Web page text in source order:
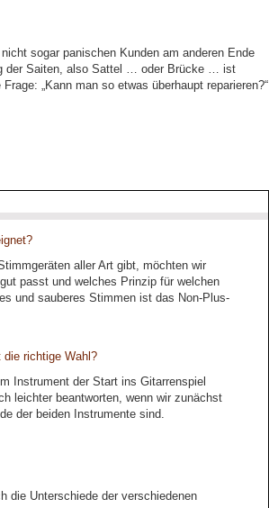
sogar panischen Kunden am anderen Ende
der Saiten, also Sattel … oder Brücke … ist
„Kann man so etwas überhaupt reparieren?“
aller Art gibt, möchten wir
passt und welches Prinzip für welchen
und sauberes Stimmen ist das Non-Plus-
die richtige Wahl?
Instrument der Start ins Gitarrenspiel
leichter beantworten, wenn wir zunächst
der beiden Instrumente sind.
die Unterschiede der verschiedenen